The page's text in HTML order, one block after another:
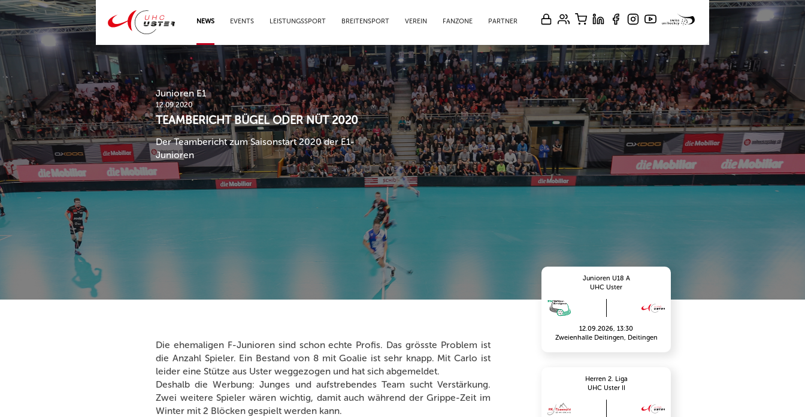
NEWS EVENTS LEISTUNGSSPORT BREITENSPORT VEREIN FANZONE PARTNER
Junioren E1
12.09.2020
TEAMBERICHT BÜGEL ODER NÜT 2020
Der Teambericht zum Saisonstart 2020 der E1-
Junioren
Die ehemaligen F-Junioren sind schon echte Profis. Das grösste Problem ist
die Anzahl Spieler. Ein Bestand von 8 mit Goalie ist sehr knapp. Mit Carlo ist
leider eine Stütze aus Uster weggezogen und hat sich abgemeldet.
Deshalb die Werbung: Junges und aufstrebendes Team sucht Verstärkung.
Zwei weitere Spieler wären wichtig, damit auch während der Grippe-Zeit im
Winter mit 2 Blöcken gespielt werden kann.
Junioren U18 A
UHC Uster
12.09.2026, 13:30
Zweienhalle Deitingen, Deitingen
Herren 2. Liga
UHC Uster II